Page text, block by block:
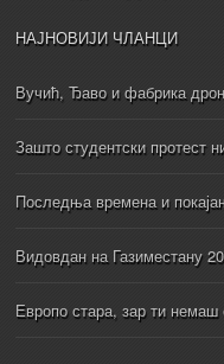
НАЈНОВИЈИ ЧЛАНЦИ
Вучић, Ђаво и фабрика
Зашто студентски протест
Последња времена и
Видовдан на Газиместану
Европо стара, зар ти немаш